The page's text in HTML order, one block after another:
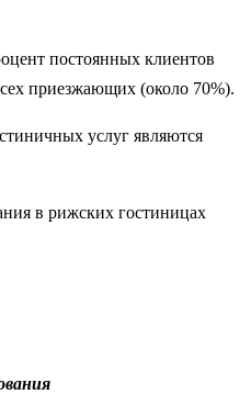
постоянных клиентов
приезжающих (около 70%).
услуг являются
в рижских гостиницах